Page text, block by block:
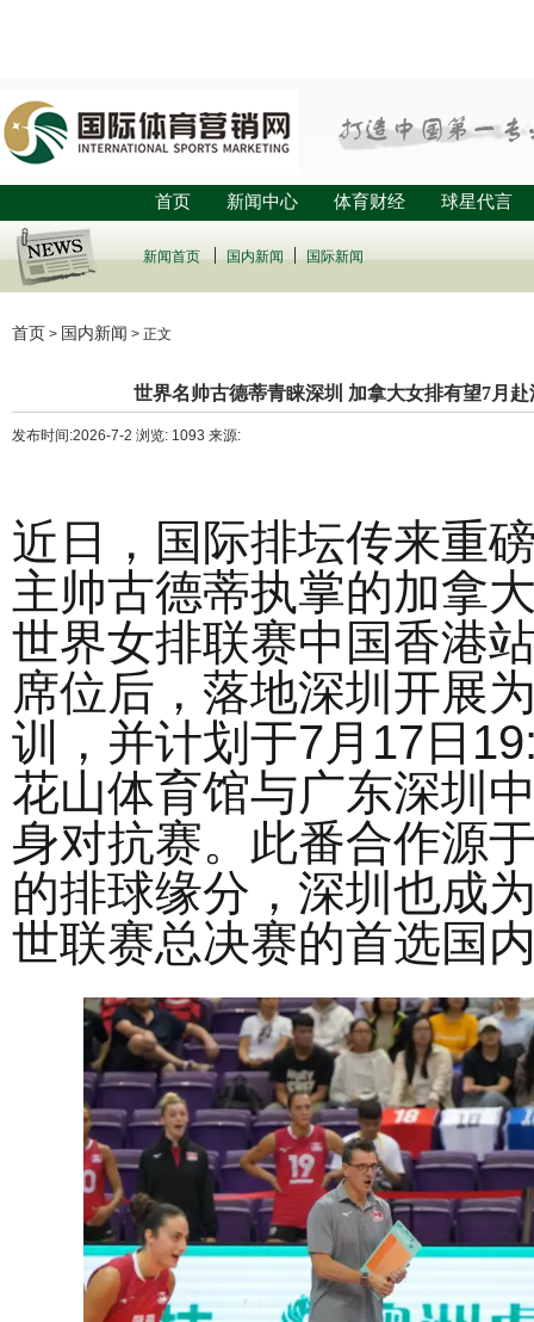
首页 新闻中心 体育财经 球星代言
新闻首页 国内新闻 国际新闻
首页 > 国内新闻 > 正文
世界名帅古德蒂青睐深圳 加拿大女排有望7月
发布时间:2026-7-2 浏览: 1093 来源:
近日，国际排坛传来重
主帅古德蒂执掌的加拿
世界女排联赛中国香港
席位后，落地深圳开展
训，并计划于7月17日
花山体育馆与广东深圳
身对抗赛。此番合作源
的排球缘分，深圳也成
世联赛总决赛的首选国